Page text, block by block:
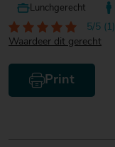
Lunchgerecht
5/5 (1)
Waardeer dit gerecht
Print